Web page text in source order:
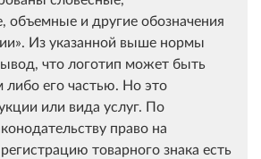
объемные и другие обозначения
Из указанной выше нормы
что логотип может быть
либо его частью. Но это
или вида услуг. По
право на
товарного знака есть